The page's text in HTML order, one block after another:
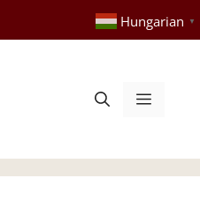
Hungarian ▼
Menü